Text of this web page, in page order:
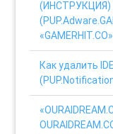
(ИНСТРУКЦИЯ)
Как удалить